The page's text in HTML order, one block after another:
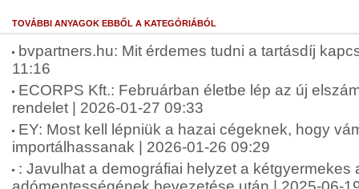
TOVÁBBI ANYAGOK EBBŐL A KATEGÓRIÁBÓL
bvpartners.hu: Mit érdemes tudni a tartásdíj
11:16
ECORPS Kft.: Februárban életbe lép az új
rendelet | 2026-01-27 09:33
EY: Most kell lépniük a hazai cégeknek, hogy
importálhassanak | 2026-01-26 09:29
: Javulhat a demográfiai helyzet a kétgyermekes